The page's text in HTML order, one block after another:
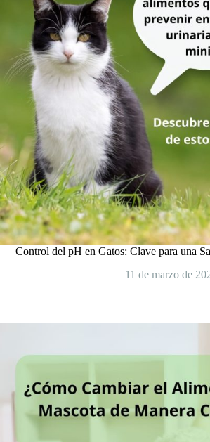
Control del pH en Gatos: Clave para una
11 de marzo de